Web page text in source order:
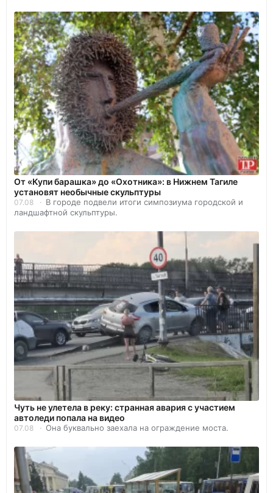
От «Купи барашка» до «Охотника»: в Нижнем Тагиле
установят необычные скульптуры
07.08
В городе подвели итоги симпозиума городской и
ландшафтной скульптуры.
Чуть не улетела в реку: странная авария с участием
автоледи попала на видео
07.08 Она буквально заехала на ограждение моста.